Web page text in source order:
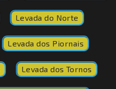
Levada do Norte
Levada dos Piornais
Levada dos Tornos